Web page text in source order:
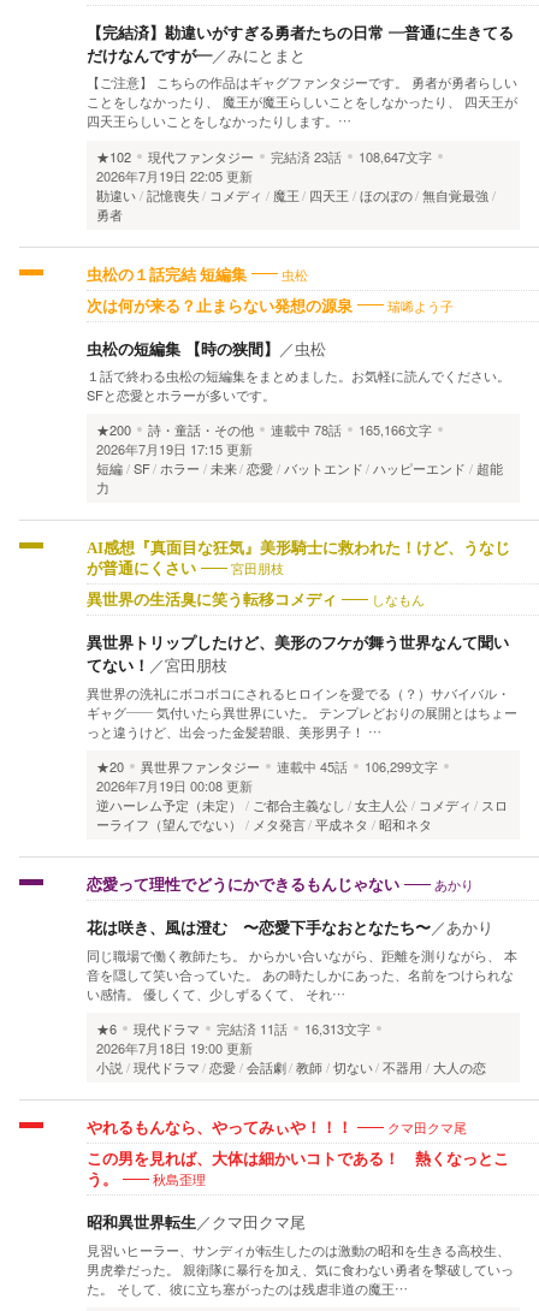
【完結済】勘違いがすぎる勇者たちの日常 ―普通に生きてる
だけなんですが―／みにとまと
【ご注意】 こちらの作品はギャグファンタジーです。 勇者が勇者らしい
ことをしなかったり、 魔王が魔王らしいことをしなかったり、 四天王が
四天王らしいことをしなかったりします。…
★102
現代ファンタジー 完結済23話
108,647文字
2026年7月19日 22:05 更新
勘違い 記憶喪失 コメディ 魔王 四天王 ほのぼの 無自覚最強
勇者
虫松の１話完結 短編集 虫松
次は何が来る？止まらない発想の源泉 瑞唏よう子
虫松の短編集 【時の狭間】 ／虫松
１話で終わる虫松の短編集をまとめました。お気軽に読んでください。
SFと恋愛とホラーが多いです。
★200
詩・童話・その他 連載中 78話
165,166文字
2026年7月19日 17:15 更新
短編 SF ホラー 未来 恋愛 バットエンド ハッピーエンド
超能
力
AI感想『真面目な狂気』美形騎士に救われた！けど、うなじ
が普通にくさい
宮田朋枝
異世界の生活臭に笑う転移コメディ しなもん
異世界トリップしたけど、美形のフケが舞う世界なんて聞い
てない！ ／宮田朋枝
異世界の洗礼にボコボコにされるヒロインを愛でる（？）サバイバル・
ギャグ―― 気付いたら異世界にいた。 テンプレどおりの展開とはちょー
っと違うけど、出会った金髪碧眼、美形男子！ …
★20
異世界ファンタジー 連載中 45話
106,299文字
2026年7月19日 00:08 更新
逆ハーレム予定（未定）
ご都合主義なし 女主人公 コメディ
スロ
ーライフ（望んでない）
メタ発言 平成ネタ 昭和ネタ
恋愛って理性でどうにかできるもんじゃない あかり
花は咲き、風は澄む 〜恋愛下手なおとなたち〜／あかり
同じ職場で働く教師たち。 からかい合いながら、距離を測りながら、 本
音を隠して笑い合っていた。 あの時たしかにあった、名前をつけられな
い感情。 優しくて、少しずるくて、 それ…
★6
現代ドラマ 完結済 11話
16,313文字
2026年7月18日 19:00 更新
小説
現代ドラマ 恋愛 会話劇 教師 切ない 不器用 大人の恋
やれるもんなら、やってみぃや！！！ クマ田クマ尾
この男を見れば、大体は細かいコトである！ 熱くなっとこ
う。
秋島歪理
昭和異世界転生／クマ田クマ尾
見習いヒーラー、サンディが転生したのは激動の昭和を生きる高校生、
男虎拳だった。 親衛隊に暴行を加え、気に食わない勇者を撃破していっ
た。 そして、彼に立ち塞がったのは残虐非道の魔王…